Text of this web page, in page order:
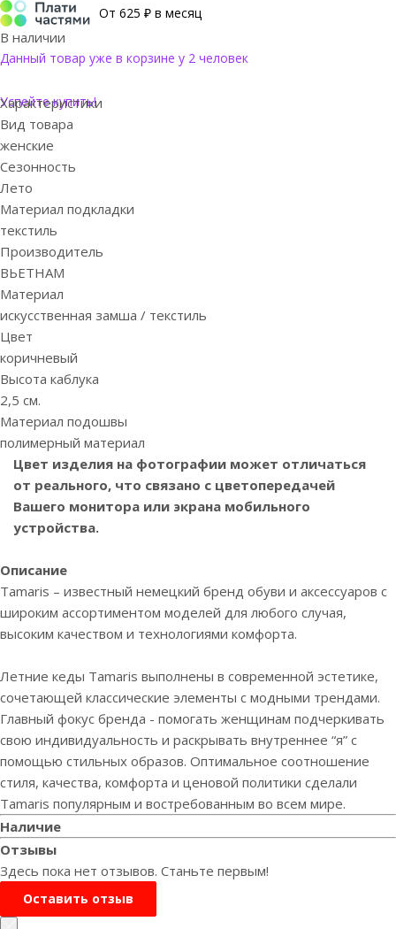
От 625 ₽ в месяц
В наличии
Данный товар уже в корзине у 2 человек
Успейте купить!
Характеристики
Вид товара
женские
Сезонность
Лето
Материал подкладки
текстиль
Производитель
ВЬЕТНАМ
Материал
искусственная замша / текстиль
Цвет
коричневый
Высота каблука
2,5 см.
Материал подошвы
полимерный материал
Цвет изделия на фотографии может отличаться
от реального, что связано с цветопередачей
Вашего монитора или экрана мобильного
устройства.
Описание
Tamaris – известный немецкий бренд обуви и аксессуаров с
широким ассортиментом моделей для любого случая,
высоким качеством и технологиями комфорта.
Летние кеды Tamaris выполнены в современной эстетике,
сочетающей классические элементы с модными трендами.
Главный фокус бренда - помогать женщинам подчеркивать
свою индивидуальность и раскрывать внутреннее “я” с
помощью стильных образов. Оптимальное соотношение
стиля, качества, комфорта и ценовой политики сделали
Tamaris популярным и востребованным во всем мире.
Наличие
Отзывы
Здесь пока нет отзывов. Станьте первым!
Оставить отзыв